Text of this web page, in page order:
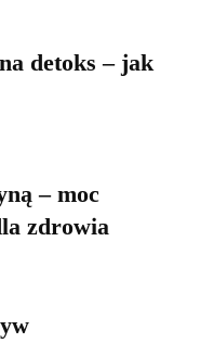
detoks – jak
– moc
zdrowia